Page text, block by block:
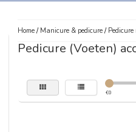
Home/ Manicure & pedicure/ Pedicure
Pedicure (Voeten)
€0